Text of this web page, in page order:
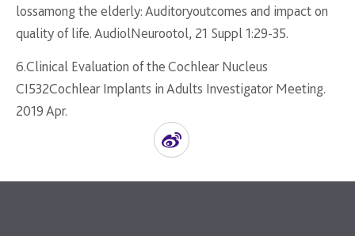
lossamong the elderly: Auditoryoutcomes and impact on
quality of life. AudiolNeurootol, 21 Suppl 1:29-35.
6.Clinical Evaluation of the Cochlear Nucleus
CI532Cochlear Implants in Adults Investigator Meeting.
2019 Apr.